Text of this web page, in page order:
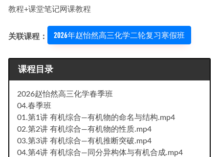
教程+课堂笔记网课教程
关联课程： 2026年赵怡然高三化学二轮复习寒假班
课程目录
2026赵怡然高三化学春季班
04.春季班
01.第1讲 有机综合—有机物的命名与结构.mp4
02.第2讲 有机综合—有机物的性质.mp4
03.第3讲 有机综合—有机推断突破.mp4
04.第4讲 有机综合—同分异构体与有机合成.mp4